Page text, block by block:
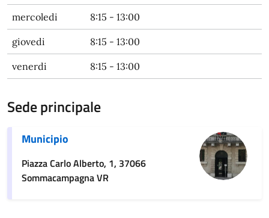
mercoledi 8:15 - 13:00
giovedi 8:15 - 13:00
venerdi 8:15 - 13:00
Sede principale
Municipio
Piazza Carlo Alberto, 1, 37066
Sommacampagna VR